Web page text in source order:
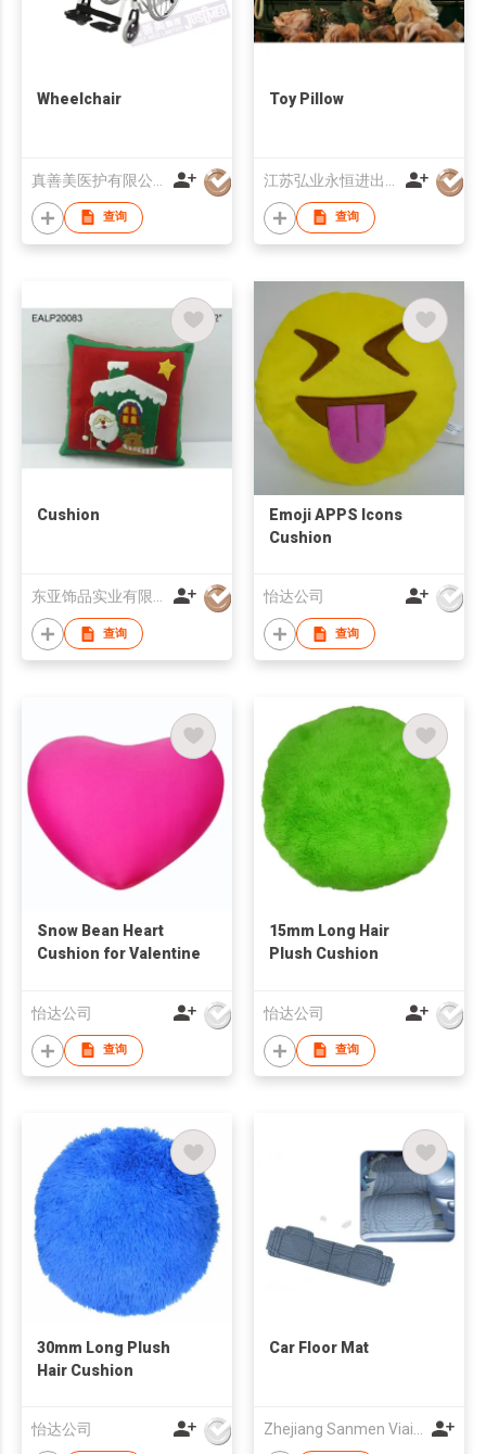
Wheelchair
查询
Toy Pillow
查询
Cushion
东亚饰品实业有限公司
查询
Emoji APPS Icons
Cushion
怡达公司
查询
Snow Bean Heart
Cushion for Valentine
怡达公司
查询
15mm Long Hair
Plush Cushion
怡达公司
查询
30mm Long Plush
Hair Cushion
怡达公司
Car Floor Mat